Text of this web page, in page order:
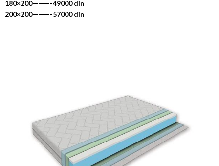
180×200———-49000 din
200×200———-57000 din